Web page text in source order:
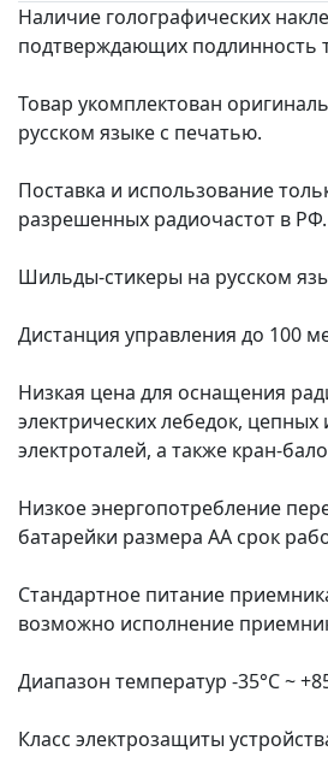
Наличие голографических
подтверждающих подлинность
Товар укомплектован
русском языке с печатью.
Поставка и использование
разрешенных радиочастот в РФ.
Шильды-стикеры на русском
Дистанция управления до 100
Низкая цена для оснащения
электрических лебедок, цепных
электроталей, а также кран-
Низкое энергопотребление
батарейки размера АА срок
Стандартное питание
возможно исполнение
Диапазон температур -35°С ~
Класс электрозащиты